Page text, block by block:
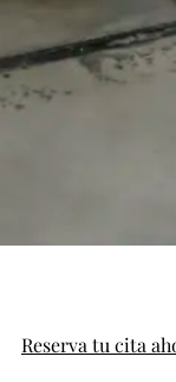
Reserva tu cita